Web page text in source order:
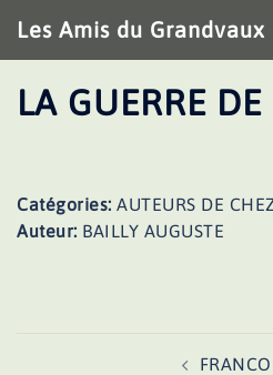
au
contenu
Les Amis du Grandvaux
LA GUERRE
Catégories: AUTEURS DE
Auteur: BAILLY AUGUSTE